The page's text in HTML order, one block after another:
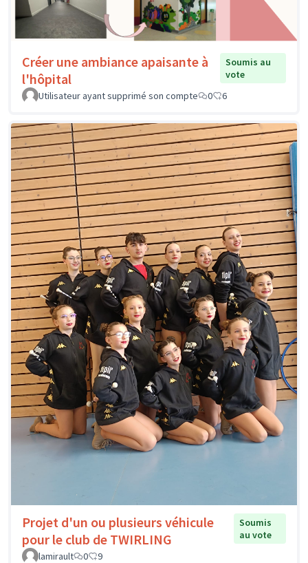
Créer une ambiance apaisante à
l'hôpital
Soumis au
vote
Utilisateur ayant supprimé son compte
0 6
Projet d'un ou plusieurs véhicule
pour le club de TWIRLING
Soumis
au vote
lamirault
0 9